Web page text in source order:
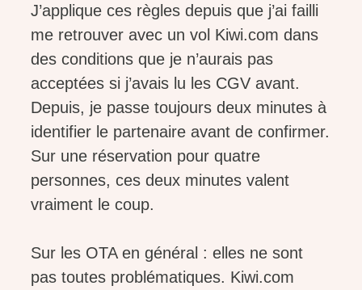
J’applique ces règles depuis que j’ai failli
me retrouver avec un vol Kiwi.com dans
des conditions que je n’aurais pas
acceptées si j’avais lu les CGV avant.
Depuis, je passe toujours deux minutes à
identifier le partenaire avant de confirmer.
Sur une réservation pour quatre
personnes, ces deux minutes valent
vraiment le coup.
Sur les OTA en général : elles ne sont
pas toutes problématiques. Kiwi.com